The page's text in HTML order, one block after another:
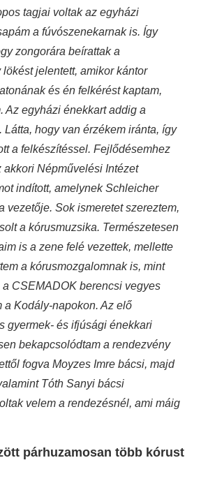
tagjai voltak az egyházi
a fúvószenekarnak is. Így
zongorára beírattak a
jelentett, amikor kántor
és én felkérést kaptam,
Az egyházi énekkart addig a
Látta, hogy van érzékem iránta, így
a felkészítéssel. Fejlődésemhez
akkori Népművelési Intézet
indított, amelynek Schleicher
vezetője. Sok ismeretet szereztem,
a kórusmuzsika. Természetesen
is a zene felé vezettek, mellette
a kórusmozgalomnak is, mint
CSEMADOK berencsi vegyes
a Kodály-napokon. Az elő
gyermek- és ifjúsági énekkari
bekapcsolódtam a rendezvény
fogva Moyzes Imre bácsi, majd
Tóth Sanyi bácsi
velem a rendezésnél, ami máig
párhuzamosan több kórust